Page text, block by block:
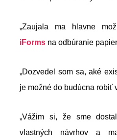
„Zaujala ma hlavne
iForms na odbúranie
„Dozvedel som sa, aké
je možné do budúcna robiť
„Vážim si, že sme
vlastných návrhov a